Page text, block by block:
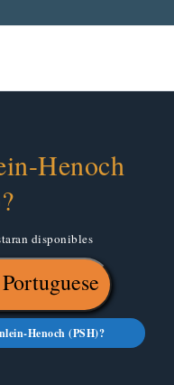
Henoch
disponibles
Henoch (PSH)?